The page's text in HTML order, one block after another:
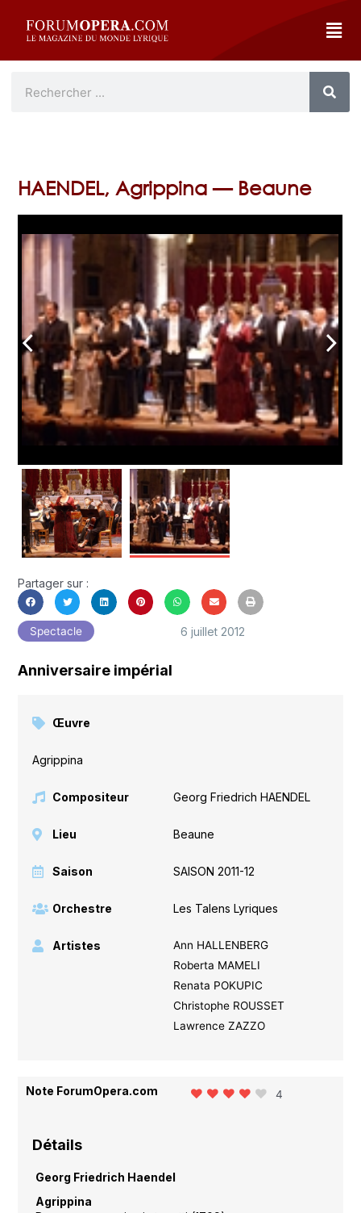
HAENDEL, Agrippina — Beaune
arrow_back_ios arrow_forward_ios
Partager sur :
Spectacle 6 juillet 2012
Anniversaire impérial
Œuvre
Agrippina
Compositeur Georg Friedrich HAENDEL
Lieu Beaune
Saison SAISON 2011-12
Orchestre Les Talens Lyriques
Artistes
Ann HALLENBERG
Roberta MAMELI
Renata POKUPIC
Christophe ROUSSET
Lawrence ZAZZO
Note ForumOpera.com 4
Détails
Georg Friedrich Haendel
Agrippina